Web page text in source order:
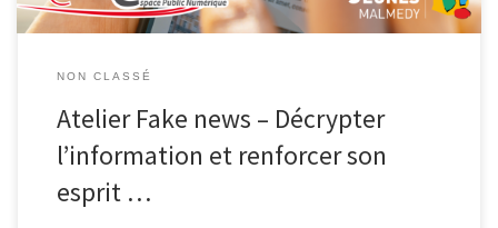
NON CLASSÉ
Atelier Fake news – Décrypter
l’information et renforcer son
esprit …